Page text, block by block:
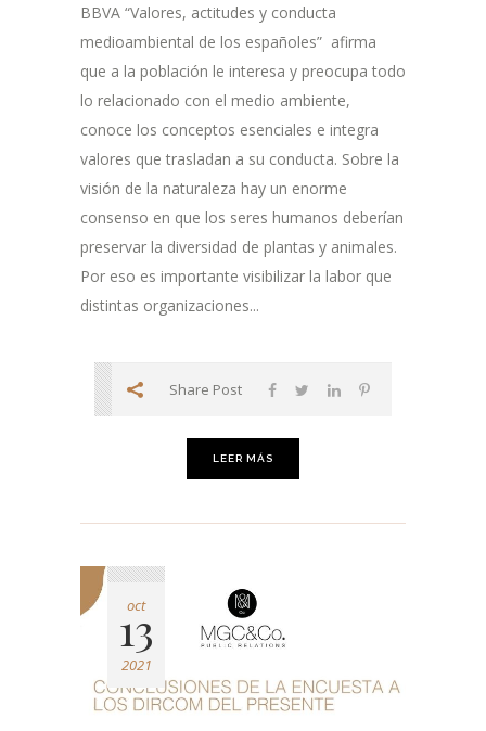
BBVA “Valores, actitudes y conducta
medioambiental de los españoles” afirma
que a la población le interesa y preocupa todo
lo relacionado con el medio ambiente,
conoce los conceptos esenciales e integra
valores que trasladan a su conducta. Sobre la
visión de la naturaleza hay un enorme
consenso en que los seres humanos deberían
preservar la diversidad de plantas y animales.
Por eso es importante visibilizar la labor que
distintas organizaciones...
Share Post
LEER MÁS
oct
13
2021